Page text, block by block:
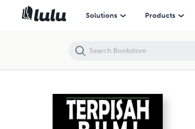
Solutions Products
Terpisah Bumi - Mudah Dilakukan